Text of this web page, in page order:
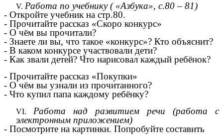
Работа по учебнику ( «Азбука», с.80 – 81)
- Откройте учебник на стр.80.
- Прочитайте рассказ «Скоро конкурс»
- О чём вы прочитали?
- Знаете ли вы, что такое «конкурс»? Кто объяснит?
- В каком конкурсе участвовали дети?
- Как звали детей? Что нарисовал каждый ребёнок?
- Прочитайте рассказ «Покупки»
- О чём вы узнали из прочитанного?
- Что купил папа каждому ребёнку?
Работа над развитием речи (работа с
электронным приложением)
- Посмотрите на картинки. Попробуйте составить